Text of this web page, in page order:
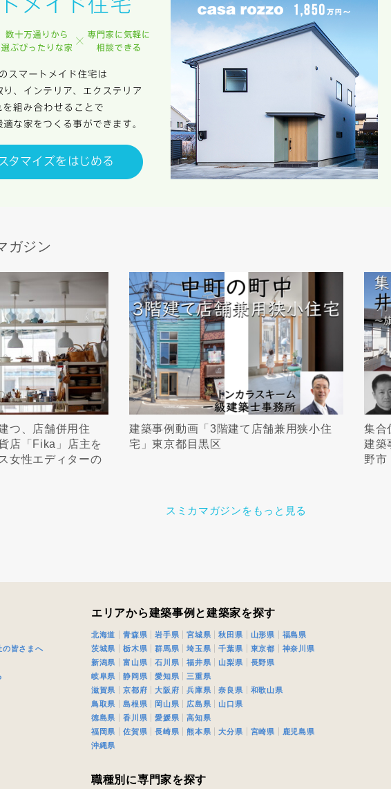
ガジン
つ、店舗併用住
店「Fika」店主を
女性エディターの
建築事例動画「3階建て店舗兼用狭小住
宅」東京都目黒区
集合
建築
野市
スミカマガジンをもっと見る
資料請求にあたっての注意事項
当社は，当社の プライバシーポリシー
に則って，いただいた情報を利用します。
当社はお客様からいただいた個人情報を，お客様が指定された専門家へ提供すること、ま
スのご案内のために利用します。
当社は、本サービス又は利用契約に関し，お客様に発生した損害について、債務不履行責任
任、その他の法律上の請求原因の如何を問わず賠償の責任を負わないものとします。
当社は、お客様が本サービスを利用することにより第三者との間で生じた紛争等について一
キャンセル 入力内容を送信する
の皆さまへ
エリアから建築事例と建築家を探す
北海道 青森県 岩手県 宮城県 秋田県 山形県
福島県
茨城県
栃木県 群馬県 埼玉県 千葉県 東京都
神奈川県
新潟県
富山県 石川県 福井県 山梨県
長野県
岐阜県
静岡県 愛知県
三重県
滋賀県
京都府 大阪府 兵庫県 奈良県
和歌山県
鳥取県
島根県 岡山県 広島県
山口県
徳島県
香川県 愛媛県
高知県
福岡県
佐賀県 長崎県 熊本県 大分県 宮崎県
鹿児島県
沖縄県
職種別に専門家を探す